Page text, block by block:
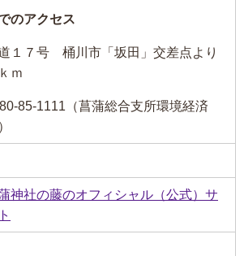
のアクセス
１７号 桶川市「坂田」交差点より
ｍ
85-1111（菖蒲総合支所環境経済
神社の藤のオフィシャル（公式）サ